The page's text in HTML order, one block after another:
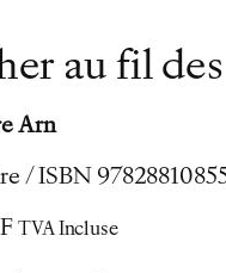
au fil des
Arn
/ ISBN
TVA Incluse